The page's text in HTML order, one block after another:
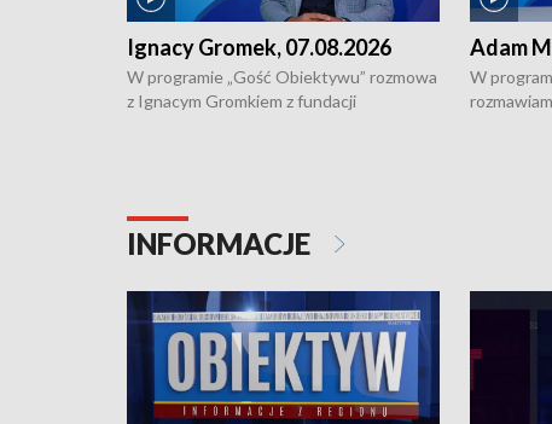
Ignacy Gromek, 07.08.2026
W programie „Gość Obiektywu” rozmowa
z Ignacym Gromkiem z fundacji
Adam
W
INFORMACJE